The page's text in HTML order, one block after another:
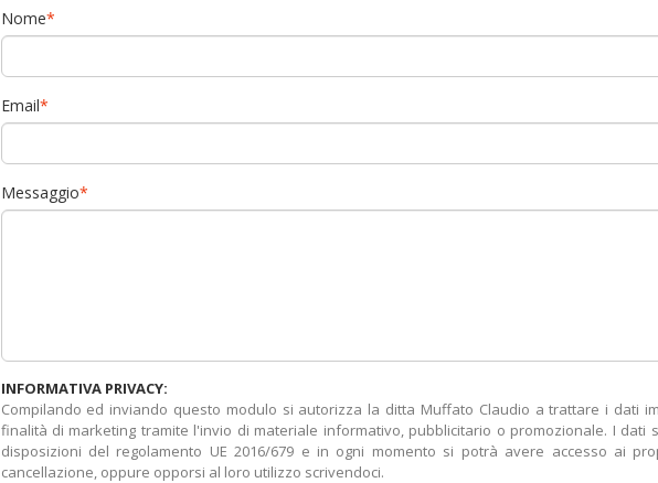
Nome*
Email*
Messaggio*
INFORMATIVA PRIVACY:
Compilando ed inviando questo modulo si autorizza la ditta Muffato Claudio a trattare i dati
finalità di marketing tramite l'invio di materiale informativo, pubblicitario o promozionale. I dati
disposizioni del regolamento UE 2016/679 e in ogni momento si potrà avere accesso ai
cancellazione, oppure opporsi al loro utilizzo scrivendoci.